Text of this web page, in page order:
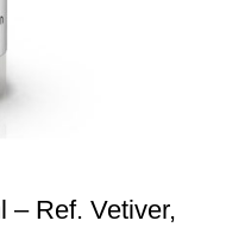
– Ref. Vetiver,